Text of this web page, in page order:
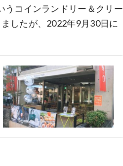
うコインランドリー＆クリー
したが、2022年9月30日に